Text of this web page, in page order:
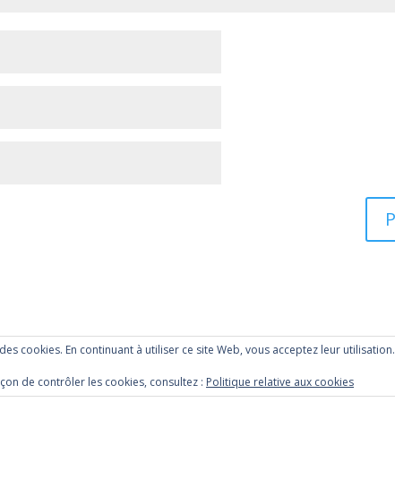
cookies. En continuant à utiliser ce site Web, vous acceptez leur utilisation.
de contrôler les cookies, consultez : Politique relative aux cookies